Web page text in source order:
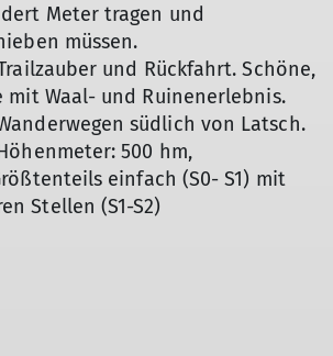
Meter tragen und
müssen.
und Rückfahrt. Schöne,
mit Waal- und Ruinenerlebnis.
südlich von Latsch.
500 hm,
einfach (S0- S1) mit
Stellen (S1-S2)